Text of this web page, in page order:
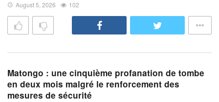
August 5, 2026 102
Matongo : une cinquième profanation de tombe
en deux mois malgré le renforcement des
mesures de sécurité